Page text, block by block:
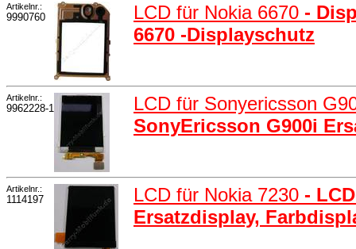
Artikelnr.:
9990760 LCD für Nokia 6670 -
6670 -Displayschutz
Artikelnr.:
9962228-1
LCD für Sonyericsson
SonyEricsson G900i
Artikelnr.:
1114197 LCD für Nokia 7230 -
Ersatzdisplay,